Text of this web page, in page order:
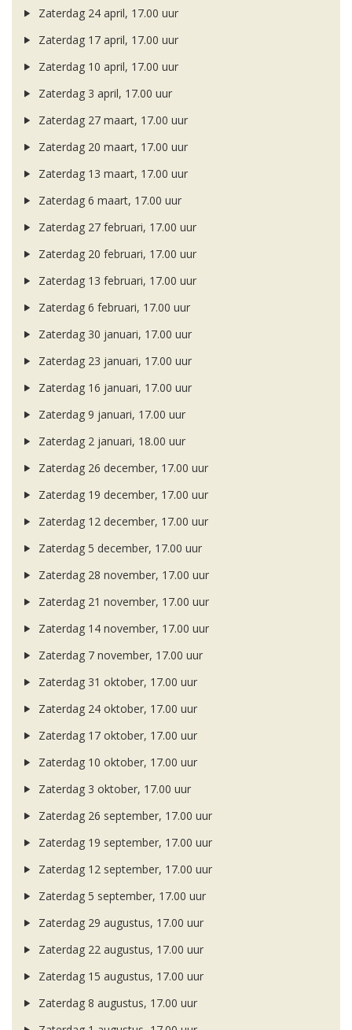
Zaterdag 24 april, 17.00 uur
Zaterdag 17 april, 17.00 uur
Zaterdag 10 april, 17.00 uur
Zaterdag 3 april, 17.00 uur
Zaterdag 27 maart, 17.00 uur
Zaterdag 20 maart, 17.00 uur
Zaterdag 13 maart, 17.00 uur
Zaterdag 6 maart, 17.00 uur
Zaterdag 27 februari, 17.00 uur
Zaterdag 20 februari, 17.00 uur
Zaterdag 13 februari, 17.00 uur
Zaterdag 6 februari, 17.00 uur
Zaterdag 30 januari, 17.00 uur
Zaterdag 23 januari, 17.00 uur
Zaterdag 16 januari, 17.00 uur
Zaterdag 9 januari, 17.00 uur
Zaterdag 2 januari, 18.00 uur
Zaterdag 26 december, 17.00 uur
Zaterdag 19 december, 17.00 uur
Zaterdag 12 december, 17.00 uur
Zaterdag 5 december, 17.00 uur
Zaterdag 28 november, 17.00 uur
Zaterdag 21 november, 17.00 uur
Zaterdag 14 november, 17.00 uur
Zaterdag 7 november, 17.00 uur
Zaterdag 31 oktober, 17.00 uur
Zaterdag 24 oktober, 17.00 uur
Zaterdag 17 oktober, 17.00 uur
Zaterdag 10 oktober, 17.00 uur
Zaterdag 3 oktober, 17.00 uur
Zaterdag 26 september, 17.00 uur
Zaterdag 19 september, 17.00 uur
Zaterdag 12 september, 17.00 uur
Zaterdag 5 september, 17.00 uur
Zaterdag 29 augustus, 17.00 uur
Zaterdag 22 augustus, 17.00 uur
Zaterdag 15 augustus, 17.00 uur
Zaterdag 8 augustus, 17.00 uur